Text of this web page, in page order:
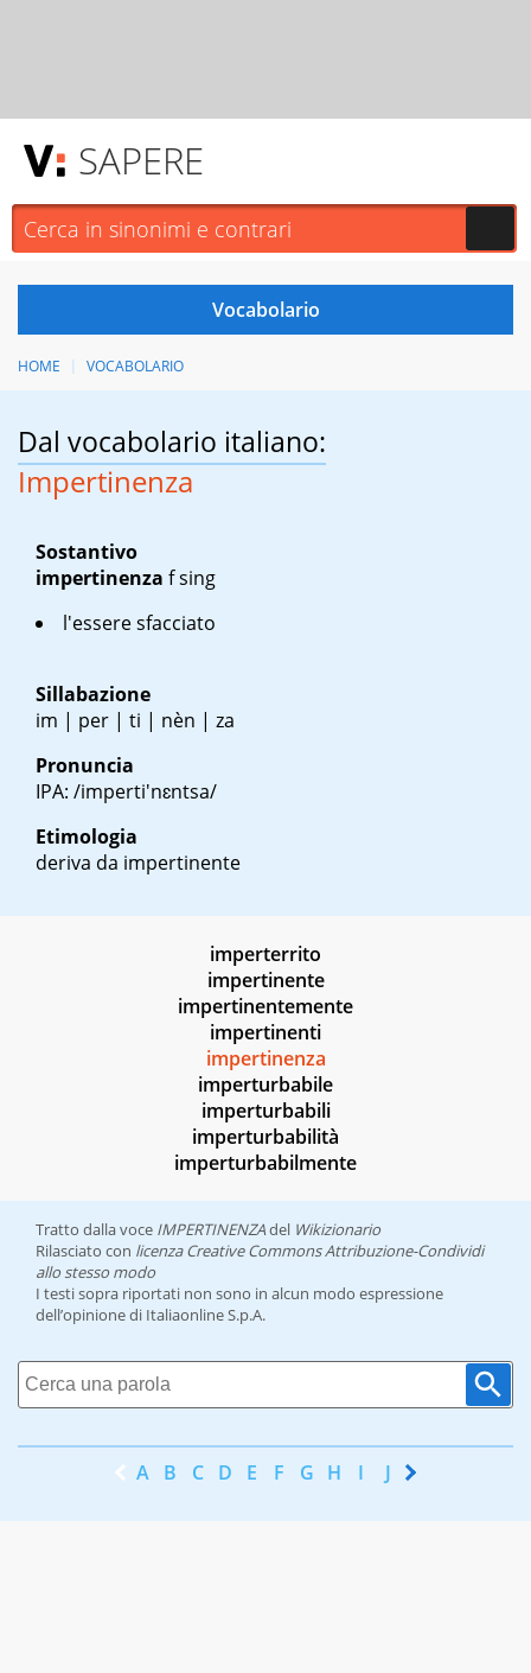
SAPERE
HOME VOCABOLARIO
Dal vocabolario italiano:
Impertinenza
Sostantivo
impertinenza f sing
l'essere sfacciato
Sillabazione
im | per | ti | nèn | za
Pronuncia
IPA: /imperti'nɛntsa/
Etimologia
deriva da impertinente
imperterrito
impertinente
impertinentemente
impertinenti
impertinenza
imperturbabile
imperturbabili
imperturbabilità
imperturbabilmente
Tratto dalla voce IMPERTINENZAdel Wikizionario
Rilasciato con licenza Creative Commons Attribuzione-Condividi
allo stesso modo
I testi sopra riportati non sono in alcun modo espressione
dell’opinione di Italiaonline S.p.A.
A B C D E F G H I J K